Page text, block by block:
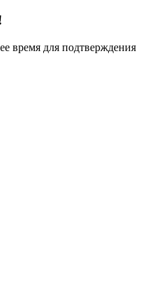
время для подтверждения